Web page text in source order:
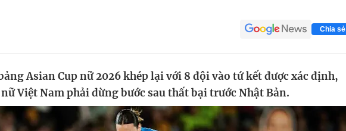
Chia sẻ
Asian Cup nữ 2026 khép lại với 8 đội vào tứ kết được xác định,
Việt Nam phải dừng bước sau thất bại trước Nhật Bản.